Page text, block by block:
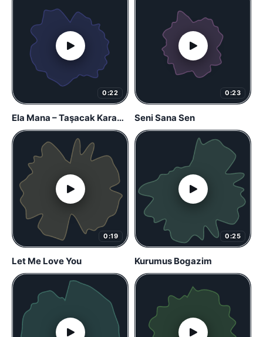
0:22
Ela Mana – Taşacak Karadeniz
0:23
Seni Sana Sen
0:19
Let Me Love You
0:25
Kurumus Bogazim